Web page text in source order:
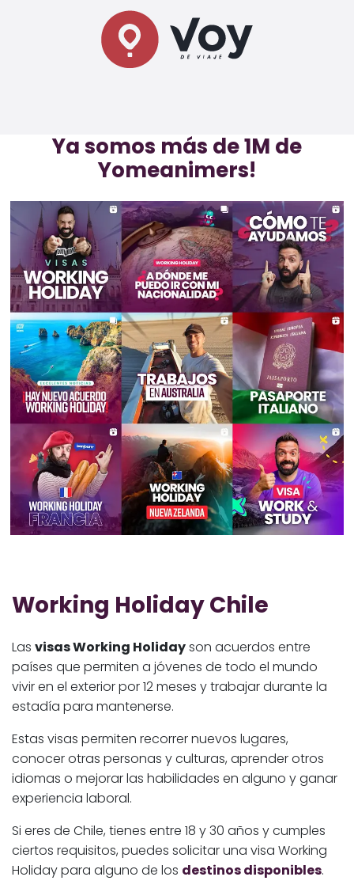
Ya somos más de 1M de
Yomeanimers!
Working Holiday Chile
Las visas Working Holidayson acuerdos entre
países que permiten a jóvenes de todo el mundo
vivir en el exterior por 12 meses y trabajar durante la
estadía para mantenerse.
Estas visas permiten recorrer nuevos lugares,
conocer otras personas y culturas, aprender otros
idiomas o mejorar las habilidades en alguno y ganar
experiencia laboral.
Si eres de Chile, tienes entre 18 y 30 años y cumples
ciertos requisitos, puedes solicitar una visa Working
Holiday para alguno de los destinos disponibles.